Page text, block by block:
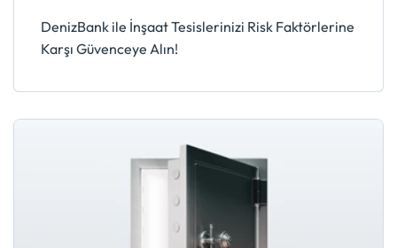
DenizBank ile İnşaat Tesislerinizi Risk Faktörlerine
Karşı Güvenceye Alın!